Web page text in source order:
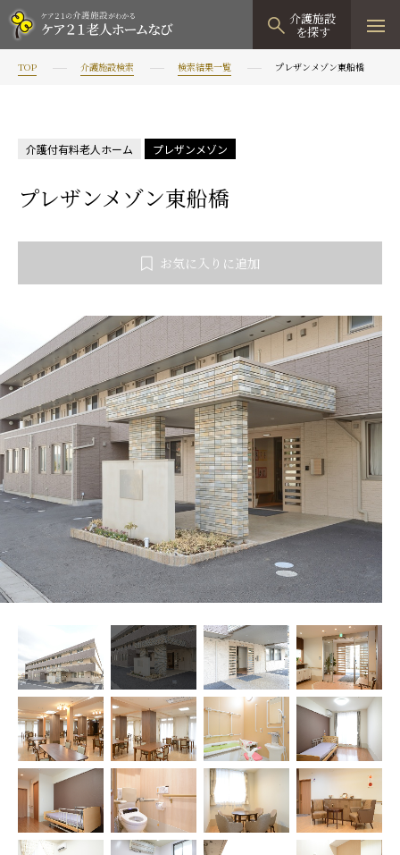
介護施設
を探す
TOPページ
資料請求
見学予約
有料老人ホーム
有料老人ホームTOP
プレザンリュクス
プレザングラン
プレザンメゾン
有料老人ホームとは
グループホーム
認知症対応型グループホームTOP
たのしい家
認知症対応型グループホームとは
認知症のおはなし
小規模多機能型居宅介護
小規模多機能型居宅介護TOP
たのしい家
小規模多機能型居宅介護とは
tel0120-944-821
9:00～18:00（年末年始を除く）
お問い合わせフォーム
お気に入り 資料請求 見学予約
ご入居までの流れ
介護保険の仕組み
FAQ
運営会社
プライバシーポリシー
採用情報
TOP 介護施設検索 検索結果一覧 プレザンメゾン東船橋
介護付有料老人ホーム プレザンメゾン
プレザンメゾン東船橋
お気に入りに追加